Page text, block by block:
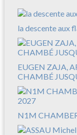
la descente aux
EUGEN ZAJA,
CHAMBÉ
N1M